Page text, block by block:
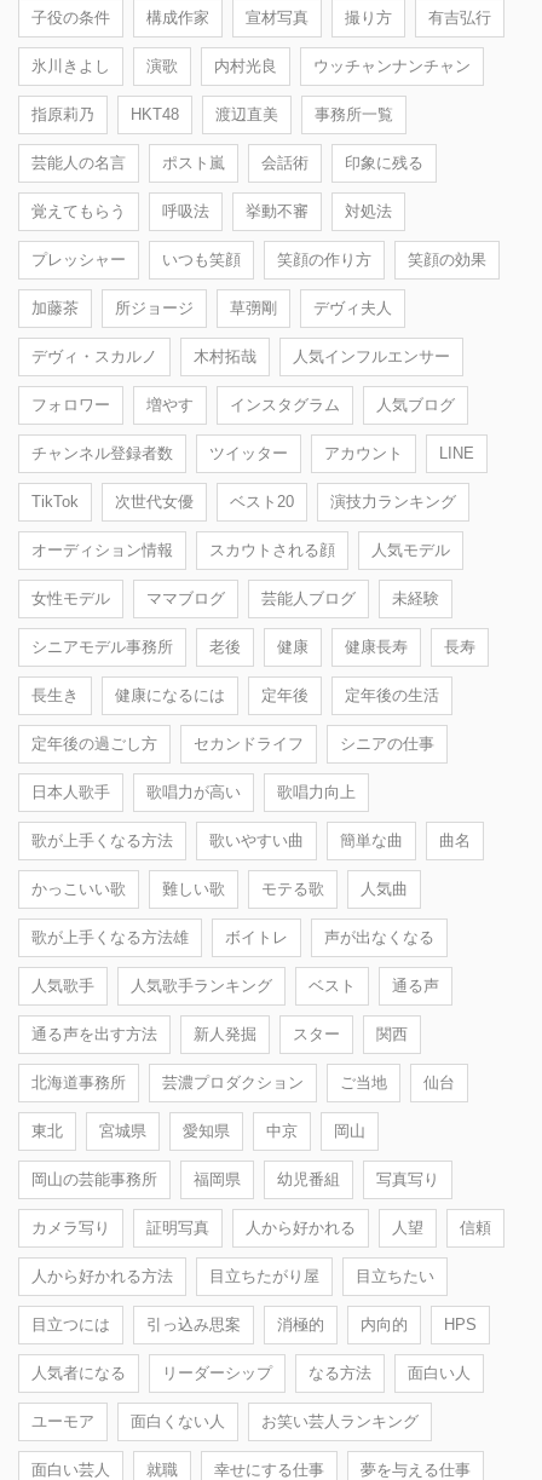
子役の条件 構成作家 宣材写真 撮り方 有吉弘行
氷川きよし 演歌 内村光良 ウッチャンナンチャン
指原莉乃 HKT48 渡辺直美 事務所一覧
芸能人の名言 ポスト嵐 会話術 印象に残る
覚えてもらう 呼吸法 挙動不審 対処法
プレッシャー いつも笑顔 笑顔の作り方 笑顔の効果
加藤茶 所ジョージ 草彅剛 デヴィ夫人
デヴィ・スカルノ 木村拓哉 人気インフルエンサー
フォロワー 増やす インスタグラム 人気ブログ
チャンネル登録者数 ツイッター アカウント LINE
TikTok 次世代女優 ベスト20 演技力ランキング
オーディション情報 スカウトされる顔 人気モデル
女性モデル ママブログ 芸能人ブログ 未経験
シニアモデル事務所 老後 健康 健康長寿 長寿
長生き 健康になるには 定年後 定年後の生活
定年後の過ごし方 セカンドライフ シニアの仕事
日本人歌手 歌唱力が高い 歌唱力向上
歌が上手くなる方法 歌いやすい曲 簡単な曲 曲名
かっこいい歌 難しい歌 モテる歌 人気曲
歌が上手くなる方法雄 ボイトレ 声が出なくなる
人気歌手 人気歌手ランキング ベスト 通る声
通る声を出す方法 新人発掘 スター 関西
北海道事務所 芸濃プロダクション ご当地 仙台
東北 宮城県 愛知県 中京 岡山
岡山の芸能事務所 福岡県 幼児番組 写真写り
カメラ写り 証明写真 人から好かれる 人望 信頼
人から好かれる方法 目立ちたがり屋 目立ちたい
目立つには 引っ込み思案 消極的 内向的 HPS
人気者になる リーダーシップ なる方法 面白い人
ユーモア 面白くない人 お笑い芸人ランキング
面白い芸人 就職 幸せにする仕事 夢を与える仕事